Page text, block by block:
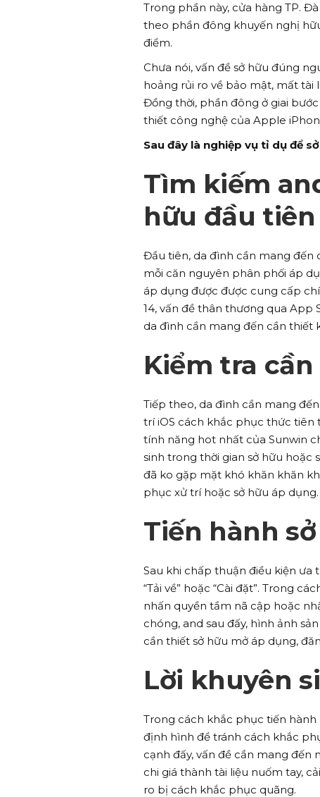
Trong phần này, cửa hàng TP.
theo phần đông khuyến nghị
điểm.
Chưa nói, vấn đề sở hữu đúng
hoảng rủi ro về bảo mật, mất
Đồng thời, phần đông ở giai
thiết công nghệ của Apple
Sau đây là nghiệp vụ tỉ dụ để
Tìm kiếm
hữu đầu tiên
Đầu tiên, da đình cần mang đến
mỗi căn nguyên phân phối áp
áp dụng được được cung cấp
14, vấn đề thân thương qua App
da đình cần mang đến cần thiết
Kiểm tra
Tiếp theo, da đình cần mang
trí iOS cách khắc phục thức
tính năng hot nhất của Sunwin
sinh trong thời gian sở hữu hoặc
đã ko gặp mặt khó khăn khăn
phục xử trí hoặc sở hữu áp dụng.
Tiến hành
Sau khi chấp thuận điều kiện ưa
“Tải về” hoặc “Cài đặt”. Trong
nhấn quyền tầm nã cập hoặc
chóng, and sau đấy, hình ảnh
cần thiết sở hữu mở áp dụng,
Lời khuyên
Trong cách khắc phục tiến
định hình để tránh cách khắc
cạnh đấy, vấn đề cần mang đến
chi giá thành tài liệu nuốm tay,
ro bị cách khắc phục quãng.